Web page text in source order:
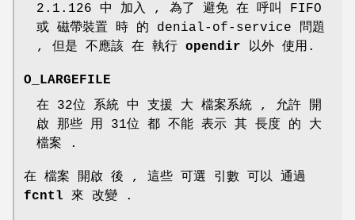
2.1.126 中 加入 , 為了 避免 在 呼叫 FIFO
或 磁帶裝置 時 的 denial-of-service 問題
, 但是 不應該 在 執行 opendir 以外 使用.
O_LARGEFILE
在 32位 系統 中 支援 大 檔案系統 , 允許 開
啟 那些 用 31位 都 不能 表示 其 長度 的 大
檔案 .
在 檔案 開啟 後 , 這些 可選 引數 可以 通過
fcntl 來 改變 .